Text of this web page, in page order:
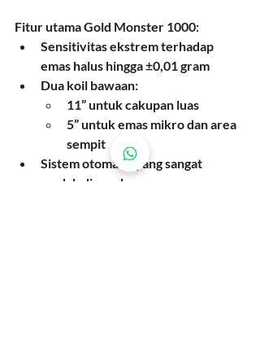
Fitur utama Gold Monster 1000:
Sensitivitas ekstrem terhadap
emas halus hingga ±0,01 gram
Dua koil bawaan:
11” untuk cakupan luas
5” untuk emas mikro dan area
sempit
Sistem otomatis yang sangat
mudah digunakan